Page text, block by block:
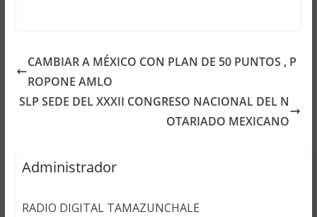
CAMBIAR A MÉXICO CON PLAN DE 50 PUNTOS , P
ROPONE AMLO
SLP SEDE DEL XXXII CONGRESO NACIONAL DEL N
OTARIADO MEXICANO
Administrador
RADIO DIGITAL TAMAZUNCHALE